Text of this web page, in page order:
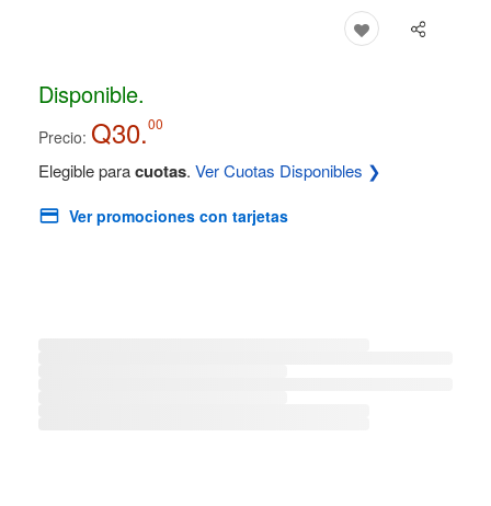
Disponible.
Precio: Q30.00
Elegible paracuotas. Ver Cuotas Disponibles ❯
Ver promociones con tarjetas